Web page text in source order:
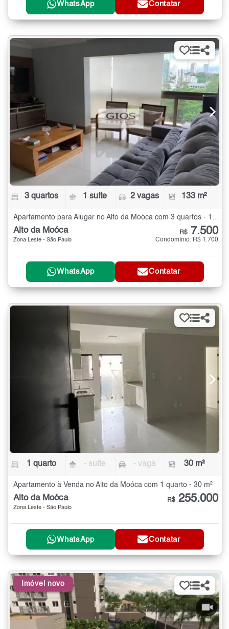
WhatsApp Contatar
3 quartos 1 suíte 2 vagas 133 m²
Alto da Moóca
Zona Leste - São Paulo
R$ 7.500
Condomínio: R$ 1.700
WhatsApp Contatar
1 quarto - suíte - vaga 30 m²
Apartamento à Venda no Alto da Moóca com 1 quarto - 30 m²
Alto da Moóca
Zona Leste - São Paulo
R$ 255.000
WhatsApp Contatar
Imóvel novo